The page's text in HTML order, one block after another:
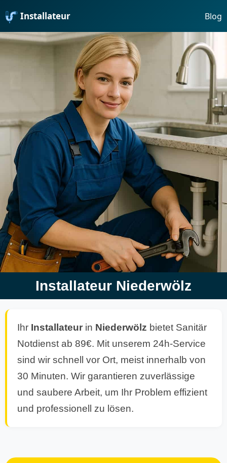
Installateur Blog
Installateur Niederwölz
Ihr Installateur in Niederwölz bietet Sanitär
Notdienst ab 89€. Mit unserem 24h-Service
sind wir schnell vor Ort, meist innerhalb von
30 Minuten. Wir garantieren zuverlässige
und saubere Arbeit, um Ihr Problem effizient
und professionell zu lösen.